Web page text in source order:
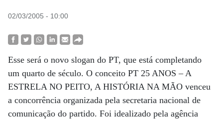
02/03/2005 - 10:00
Esse será o novo slogan do PT, que está completando
um quarto de século. O conceito PT 25 ANOS – A
ESTRELA NO PEITO, A HISTÓRIA NA MÃO venceu
a concorrência organizada pela secretaria nacional de
comunicação do partido. Foi idealizado pela agência